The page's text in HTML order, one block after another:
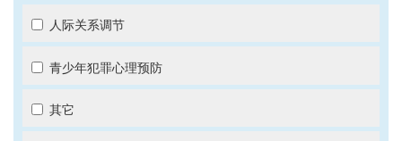
人际关系调节
青少年犯罪心理预防
其它